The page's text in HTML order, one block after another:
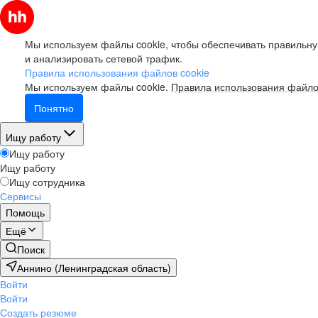
Мы используем файлы cookie, чтобы обеспечивать
и анализировать сетевой трафик.
Правила использования файлов cookie
Мы используем файлы cookie. Правила использования
Понятно
Ищу работу
Ищу работу
Ищу работу
Ищу сотрудника
Сервисы
Помощь
Ещё
Поиск
Аннино (Ленинградская область)
Войти
Войти
Создать резюме